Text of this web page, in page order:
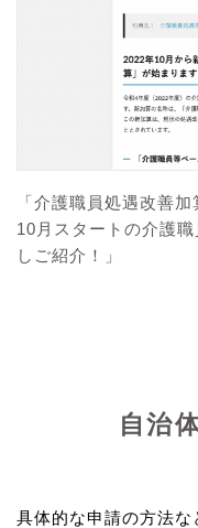
「介護職員処遇改善
10月スタートの介護
しご紹介！」
自治
具体的な申請の方法